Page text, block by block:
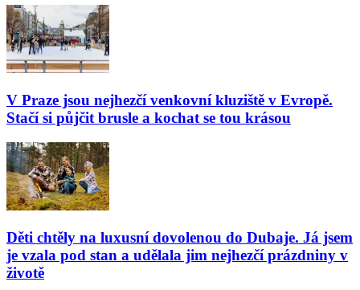
V Praze jsou nejhezčí venkovní kluziště v Evropě.
Stačí si půjčit brusle a kochat se tou krásou
Děti chtěly na luxusní dovolenou do Dubaje. Já jsem
je vzala pod stan a udělala jim nejhezčí prázdniny v
životě